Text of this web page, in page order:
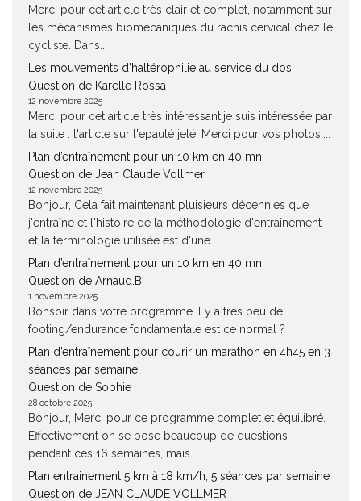
Merci pour cet article très clair et complet, notamment sur
les mécanismes biomécaniques du rachis cervical chez le
cycliste. Dans...
Les mouvements d’haltérophilie au service du dos
Question de Karelle Rossa
12 novembre 2025
Merci pour cet article très intéressant.je suis intéressée par
la suite : l'article sur l'epaulé jeté. Merci pour vos photos,...
Plan d’entraînement pour un 10 km en 40 mn
Question de Jean Claude Vollmer
12 novembre 2025
Bonjour, Cela fait maintenant pluisieurs décennies que
j'entraîne et l'histoire de la méthodologie d'entraînement
et la terminologie utilisée est d'une...
Plan d’entraînement pour un 10 km en 40 mn
Question de Arnaud.B
1 novembre 2025
Bonsoir dans votre programme il y a très peu de
footing/endurance fondamentale est ce normal ?
Plan d’entraînement pour courir un marathon en 4h45 en 3
séances par semaine
Question de Sophie
28 octobre 2025
Bonjour, Merci pour ce programme complet et équilibré.
Effectivement on se pose beaucoup de questions
pendant ces 16 semaines, mais...
Plan entrainement 5 km à 18 km/h, 5 séances par semaine
Question de JEAN CLAUDE VOLLMER